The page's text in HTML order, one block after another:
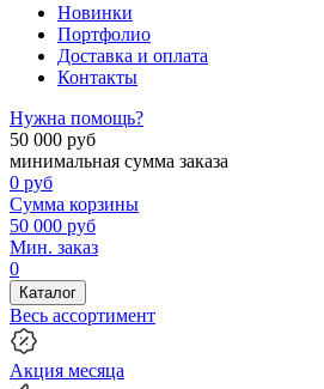
Новинки
Портфолио
Доставка и оплата
Контакты
Нужна помощь?
50 000 руб
минимальная сумма заказа
0 руб
Сумма корзины
50 000 руб
Мин. заказ
0
Каталог
Весь ассортимент
Акция месяца